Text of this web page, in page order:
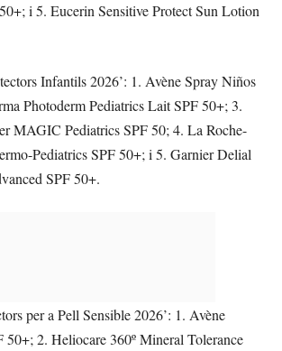
i 5. Eucerin Sensitive Protect Sun Lotion
Infantils 2026’: 1. Avène Spray Niños
Photoderm Pediatrics Lait SPF 50+; 3.
MAGIC Pediatrics SPF 50; 4. La Roche-
Pediatrics SPF 50+; i 5. Garnier Delial
SPF 50+.
per a Pell Sensible 2026’: 1. Avène
50+; 2. Heliocare 360º Mineral Tolerance